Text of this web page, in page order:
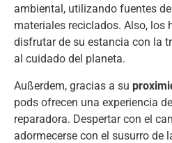
ambiental , utilizando fuentes
materiales reciclados. Also, los
disfrutar de su estancia con la
al cuidado del planeta.
Außerdem, gracias a su
pods ofrecen una experiencia
reparadora. Despertar con el
adormecerse con el susurro de